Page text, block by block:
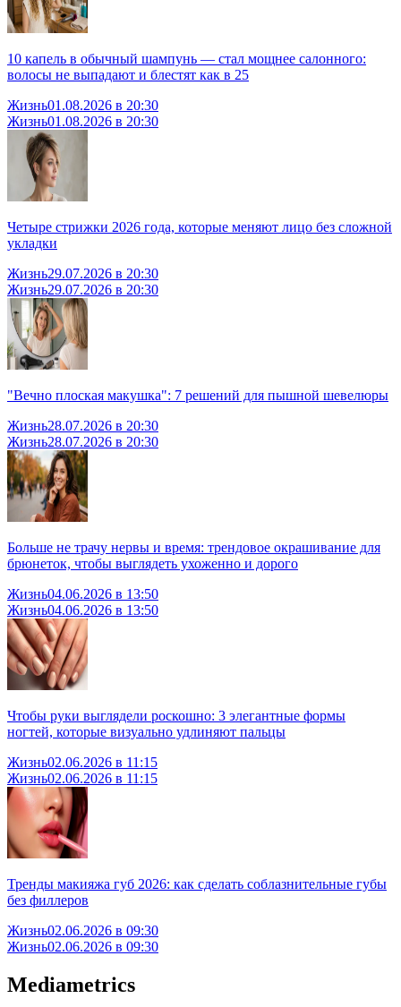
10 капель в обычный шампунь — стал мощнее салонного:
волосы не выпадают и блестят как в 25
Жизнь01.08.2026 в 20:30
Жизнь01.08.2026 в 20:30
Четыре стрижки 2026 года, которые меняют лицо без сложной
укладки
Жизнь29.07.2026 в 20:30
Жизнь29.07.2026 в 20:30
"Вечно плоская макушка": 7 решений для пышной шевелюры
Жизнь28.07.2026 в 20:30
Жизнь28.07.2026 в 20:30
Больше не трачу нервы и время: трендовое окрашивание для
брюнеток, чтобы выглядеть ухоженно и дорого
Жизнь04.06.2026 в 13:50
Жизнь04.06.2026 в 13:50
Чтобы руки выглядели роскошно: 3 элегантные формы
ногтей, которые визуально удлиняют пальцы
Жизнь02.06.2026 в 11:15
Жизнь02.06.2026 в 11:15
Тренды макияжа губ 2026: как сделать соблазнительные губы
без филлеров
Жизнь02.06.2026 в 09:30
Жизнь02.06.2026 в 09:30
Mediametrics